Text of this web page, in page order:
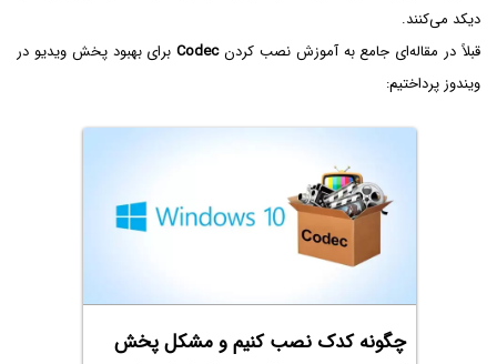
دیکد می‌کنند.
قبلاً در مقاله‌ای جامع به آموزش نصب کردنCodecبرای بهبود پخش ویدیو در
ویندوز پرداختیم:
چگونه کدک نصب کنیم و مشکل پخش